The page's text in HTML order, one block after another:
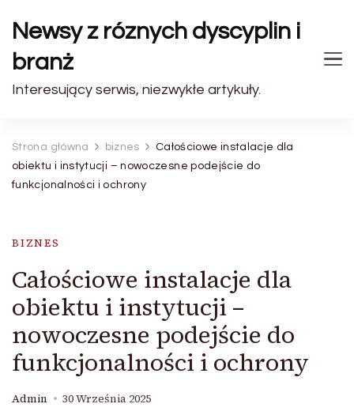
Newsy z róznych dyscyplin i
branż
Interesujący serwis, niezwykłe artykuły.
Strona główna biznes
Całościowe instalacje dla
obiektu i instytucji – nowoczesne podejście do
funkcjonalności i ochrony
BIZNES
Całościowe instalacje dla
obiektu i instytucji –
nowoczesne podejście do
funkcjonalności i ochrony
Admin 30 Września 2025